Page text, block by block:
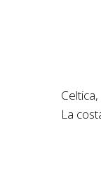
La